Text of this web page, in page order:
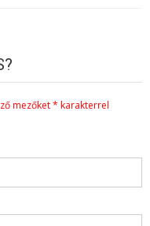
mezőket* karakterrel